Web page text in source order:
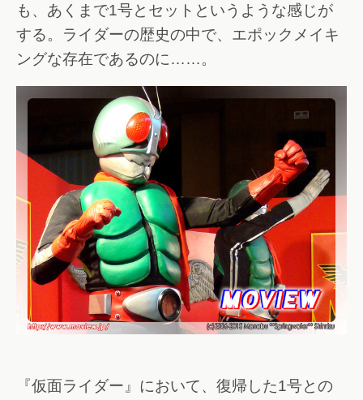
も、あくまで1号とセットというような感じが
する。ライダーの歴史の中で、エポックメイキ
ングな存在であるのに……。
『仮面ライダー』において、復帰した1号との